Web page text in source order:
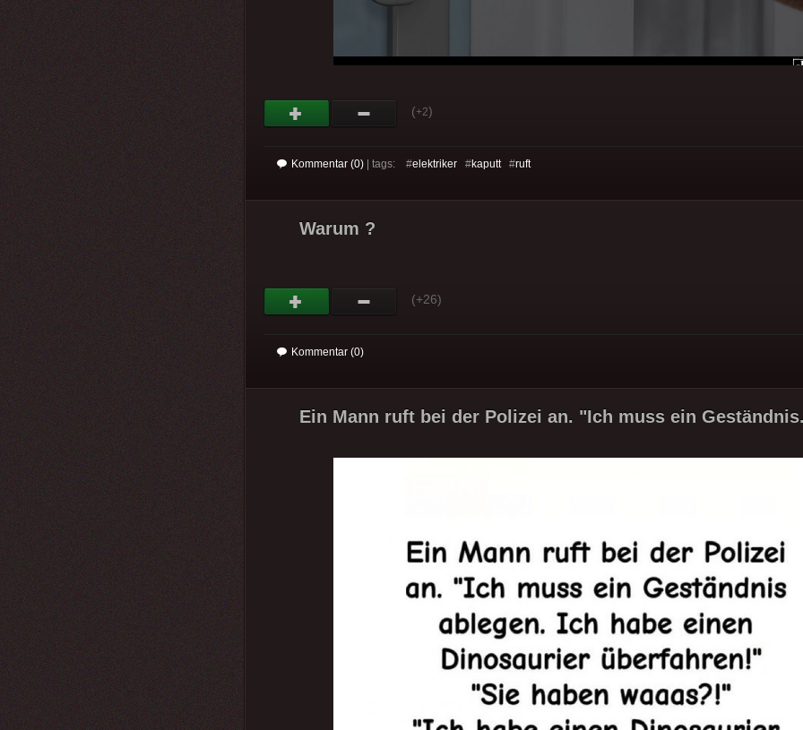
(+2)
Kommentar (0) | tags: #elektriker #kaputt#ruft
Warum ?
(+26)
Kommentar (0)
Ein Mann ruft bei der Polizei an. "Ich muss ein